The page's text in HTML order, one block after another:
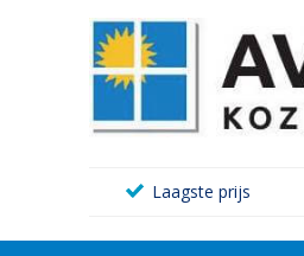
Laagste prijs